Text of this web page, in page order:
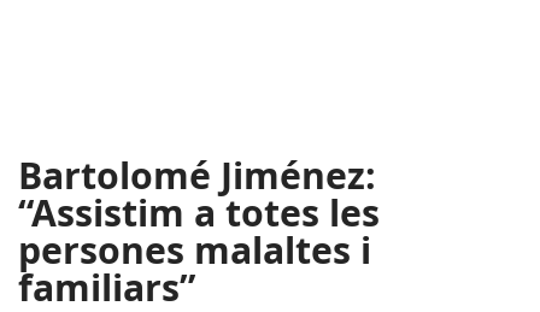
Bartolomé Jiménez:
“Assistim a totes les
persones malaltes i
familiars”